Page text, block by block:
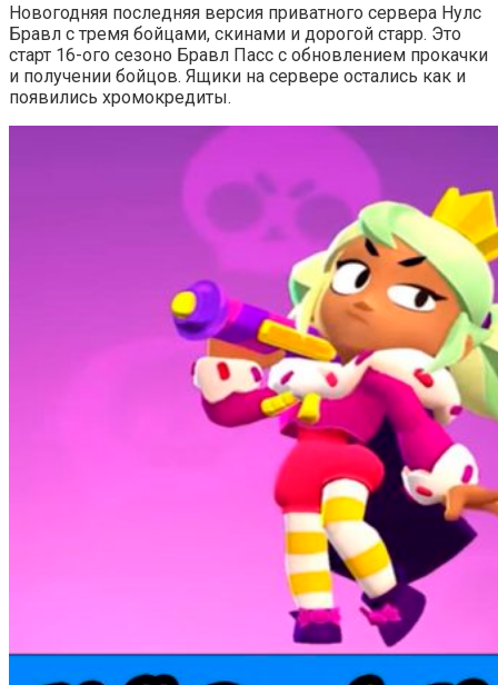
Новогодняя последняя версия приватного сервера Нулс
Бравл с тремя бойцами, скинами и дорогой старр. Это
старт 16-ого сезоно Бравл Пасс с обновлением прокачки
и получении бойцов. Ящики на сервере остались как и
появились хромокредиты.